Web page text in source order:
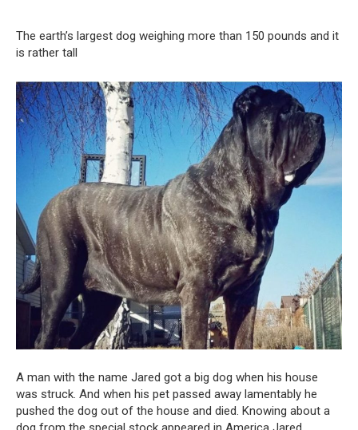
The earth’s largest dog weighing more than 150 pounds and it
is rather tall
A man with the name Jared got a big dog when his house
was struck. And when his pet passed away lamentably he
pushed the dog out of the house and died. Knowing about a